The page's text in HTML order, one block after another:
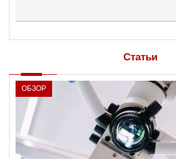
Статьи
ОБЗОР